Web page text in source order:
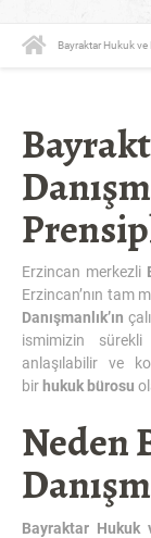
Bayraktar Hukuk ve
Erzincan merkezli
Erzincan’nın tam
Danışmanlık’ın
ismimizin
anlaşılabilir ve
bir hukuk bürosu
Neden
Bayraktar Hukuk